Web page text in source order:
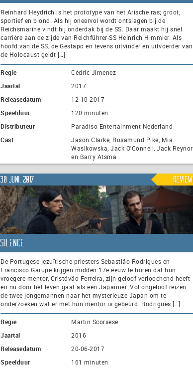
Reinhard Heydrich is het prototype van het Arische ras; groot,
sportief en blond. Als hij oneervol wordt ontslagen bij de
Reichsmarine vindt hij onderdak bij de SS. Daar maakt hij snel
carrière aan de zijde van Reichführer-SS Heinrich Himmler. Als
hoofd van de SS, de Gestapo en tevens uitvinder en uitvoerder van
de Holocaust geldt […]
Regie
Cédric Jimenez
Jaartal
2017
Releasedatum
12-10-2017
Speelduur
120 minuten
Distributeur
Paradiso Entertainment Nederland
Cast
Jason Clarke, Rosamund Pike, Mia
Wasikowska, Jack O'Connell, Jack Reynor
en Barry Atsma
30 juni, 2017 Review
Silence
De Portugese jezuïtische priesters Sebastião Rodrigues en
Francisco Garupe krijgen midden 17e eeuw te horen dat hun
vroegere mentor, Cristóvão Ferreira, zijn geloof verloochend heeft
en nu door het leven gaat als een Japanner. Vol ongeloof reizen
de twee jongemannen naar het mysterieuze Japan om te
onderzoeken wat er met hun mentor is gebeurd. Rodrigues […]
Regie
Martin Scorsese
Jaartal
2016
Releasedatum
20-06-2017
Speelduur
161 minuten